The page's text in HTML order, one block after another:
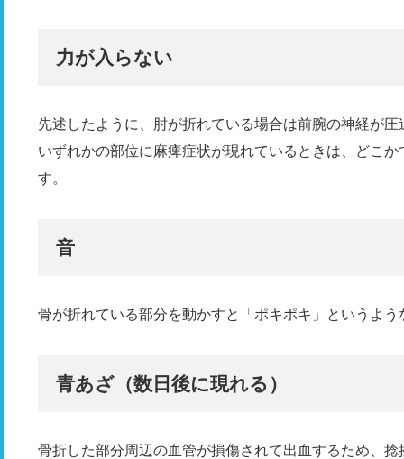
力が入らない
先述したように、肘が折れている場合は前腕の神経が
いずれかの部位に麻痺症状が現れているときは、どこ
す。
音
骨が折れている部分を動かすと「ポキポキ」というよう
青あざ（数日後に現れる）
骨折した部分周辺の血管が損傷されて出血するため、捻